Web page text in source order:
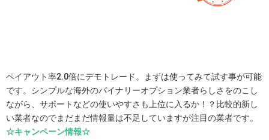
ペイアウト率2.0倍にデモトレード。まずは使ってみて試す事が可能
です。シンプルな海外のバイナリーオプション業者らしさをのこし
ながら、サポートなどの使いやすさも上位に入るか！？比較的新し
い業者なのでまだまだ情報量は不足していますが注目の業者です。
☆キャンペーン情報☆